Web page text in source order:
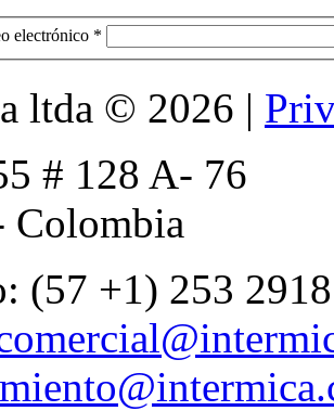
electrónico *
ltda © 2026 |
# 128 A- 76
Colombia
(57 +1) 253